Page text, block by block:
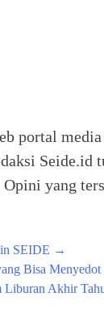
portal
Seide.id
yang
SEIDE →
Bisa
Liburan Akhir